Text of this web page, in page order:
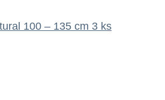
100 – 135 cm 3 ks